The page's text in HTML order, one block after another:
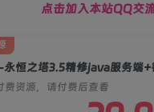
点击加入本站QQ交
-永恒之塔3.5精修java服务端
费资源，请付费后查看